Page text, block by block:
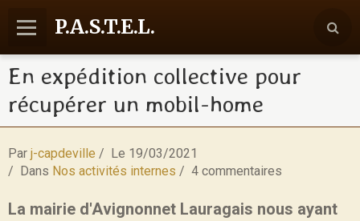
P.A.S.T.E.L.
Accueil
Agenda
Nos activités
Communication
En expédition collective pour
récupérer un mobil-home
Par j-capdeville
Le 19/03/2021
Dans Nos activités internes 4 commentaires
La mairie d'Avignonnet Lauragais nous ayant